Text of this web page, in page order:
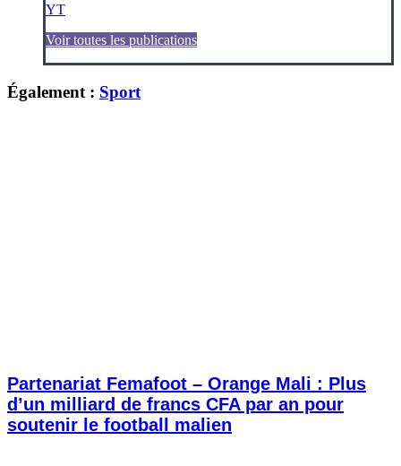
YT
Voir toutes les publications
Également : Sport
Partenariat Femafoot – Orange Mali : Plus
d’un milliard de francs CFA par an pour
soutenir le football malien